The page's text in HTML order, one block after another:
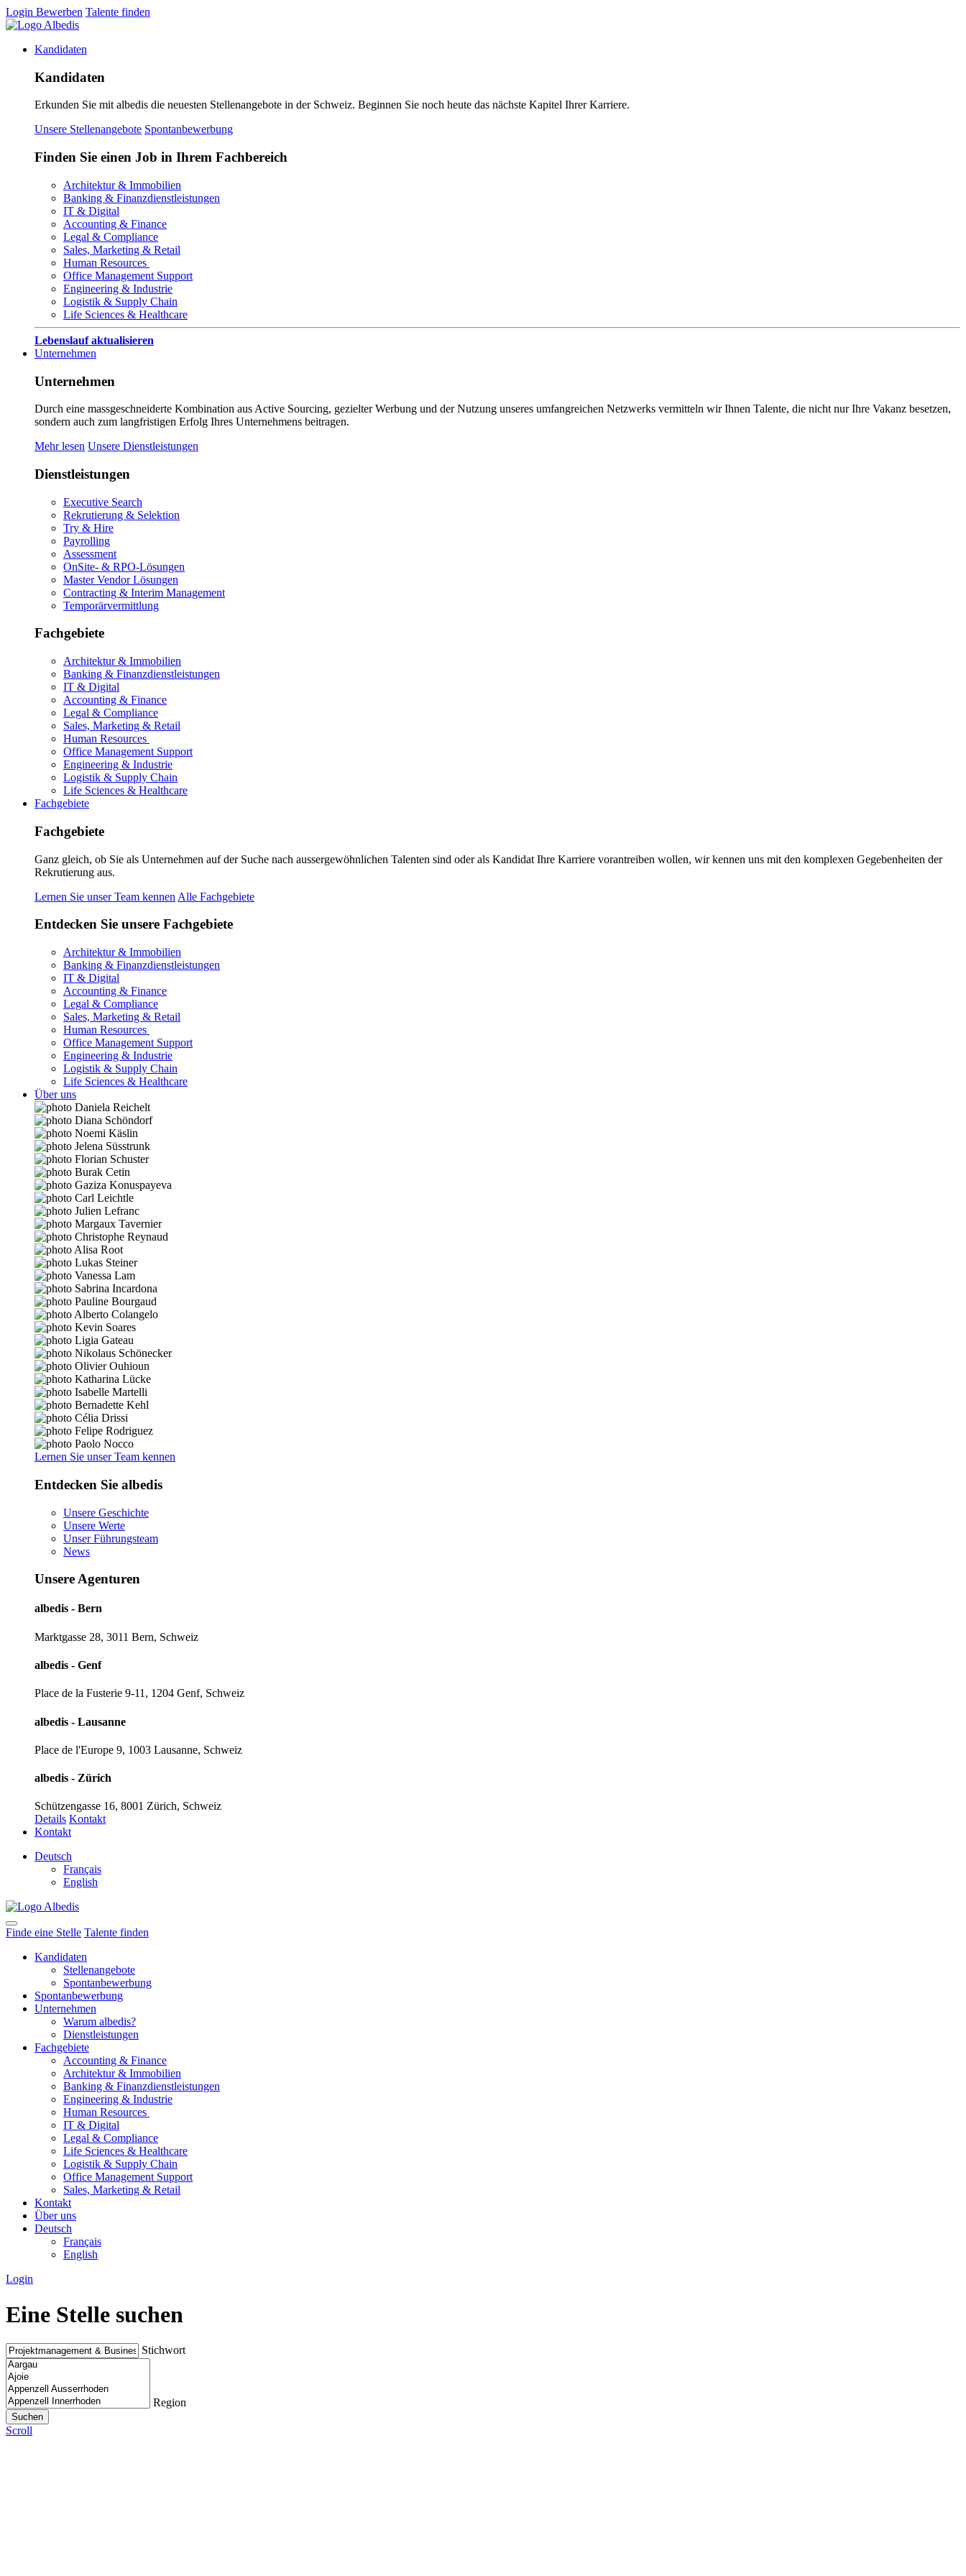
Login Bewerben Talente finden
Kandidaten
Kandidaten
Erkunden Sie mit albedis die neuesten Stellenangebote in der Schweiz. Beginnen Sie noch heute das nächste Kapitel Ihrer Karriere.
Unsere Stellenangebote Spontanbewerbung
Finden Sie einen Job in Ihrem Fachbereich
Architektur & Immobilien
Banking & Finanzdienstleistungen
IT & Digital
Accounting & Finance
Legal & Compliance
Sales, Marketing & Retail
Human Resources
Office Management Support
Engineering & Industrie
Logistik & Supply Chain
Life Sciences & Healthcare
Lebenslauf aktualisieren
Unternehmen
Unternehmen
Durch eine massgeschneiderte Kombination aus Active Sourcing, gezielter Werbung und der Nutzung unseres umfangreichen Netzwerks vermitteln wir Ihnen Talente, die nicht nur Ihre Vakanz besetzen,
sondern auch zum langfristigen Erfolg Ihres Unternehmens beitragen.
Mehr lesen Unsere Dienstleistungen
Dienstleistungen
Executive Search
Rekrutierung & Selektion
Try & Hire
Payrolling
Assessment
OnSite- & RPO-Lösungen
Master Vendor Lösungen
Contracting & Interim Management
Temporärvermittlung
Fachgebiete
Architektur & Immobilien
Banking & Finanzdienstleistungen
IT & Digital
Accounting & Finance
Legal & Compliance
Sales, Marketing & Retail
Human Resources
Office Management Support
Engineering & Industrie
Logistik & Supply Chain
Life Sciences & Healthcare
Fachgebiete
Fachgebiete
Ganz gleich, ob Sie als Unternehmen auf der Suche nach aussergewöhnlichen Talenten sind oder als Kandidat Ihre Karriere vorantreiben wollen, wir kennen uns mit den komplexen Gegebenheiten der
Rekrutierung aus.
Lernen Sie unser Team kennen Alle Fachgebiete
Entdecken Sie unsere Fachgebiete
Architektur & Immobilien
Banking & Finanzdienstleistungen
IT & Digital
Accounting & Finance
Legal & Compliance
Sales, Marketing & Retail
Human Resources
Office Management Support
Engineering & Industrie
Logistik & Supply Chain
Life Sciences & Healthcare
Über uns
Lernen Sie unser Team kennen
Entdecken Sie albedis
Unsere Geschichte
Unsere Werte
Unser Führungsteam
News
Unsere Agenturen
albedis - Bern
Marktgasse 28, 3011 Bern, Schweiz
albedis - Genf
Place de la Fusterie 9-11, 1204 Genf, Schweiz
albedis - Lausanne
Place de l'Europe 9, 1003 Lausanne, Schweiz
albedis - Zürich
Schützengasse 16, 8001 Zürich, Schweiz
Details Kontakt
Kontakt
Deutsch
Français
English
Finde eine Stelle Talente finden
Kandidaten
Stellenangebote
Spontanbewerbung
Spontanbewerbung
Unternehmen
Warum albedis?
Dienstleistungen
Fachgebiete
Accounting & Finance
Architektur & Immobilien
Banking & Finanzdienstleistungen
Engineering & Industrie
Human Resources
IT & Digital
Legal & Compliance
Life Sciences & Healthcare
Logistik & Supply Chain
Office Management Support
Sales, Marketing & Retail
Kontakt
Über uns
Deutsch
Français
English
Login
Eine Stelle suchen
Stichwort
Region
Scroll